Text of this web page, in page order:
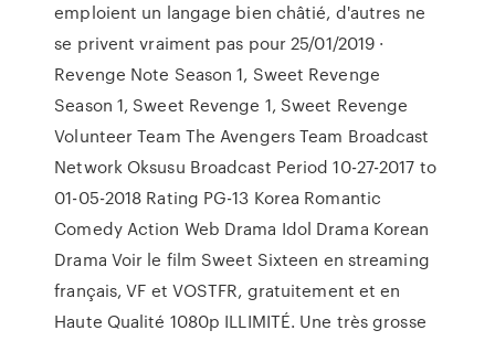
emploient un langage bien châtié, d'autres ne
se privent vraiment pas pour 25/01/2019 ·
Revenge Note Season 1, Sweet Revenge
Season 1, Sweet Revenge 1, Sweet Revenge
Volunteer Team The Avengers Team Broadcast
Network Oksusu Broadcast Period 10-27-2017 to
01-05-2018 Rating PG-13 Korea Romantic
Comedy Action Web Drama Idol Drama Korean
Drama Voir le film Sweet Sixteen en streaming
français, VF et VOSTFR, gratuitement et en
Haute Qualité 1080p ILLIMITÉ. Une très grosse